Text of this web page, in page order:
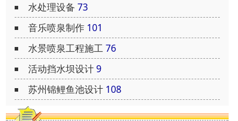
水处理设备 73
音乐喷泉制作 101
水景喷泉工程施工76
活动挡水坝设计9
苏州锦鲤鱼池设计 108